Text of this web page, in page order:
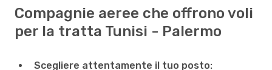
Compagnie aeree che offrono voli
per la tratta Tunisi - Palermo
Scegliere attentamente il tuo posto: